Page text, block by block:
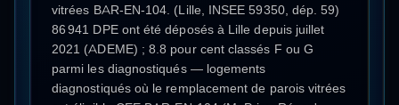
vitrées BAR-EN-104. (Lille, INSEE 59350, dép. 59)
86 941 DPE ont été déposés à Lille depuis juillet
2021 (ADEME) ; 8.8 pour cent classés F ou G
parmi les diagnostiqués — logements
diagnostiqués où le remplacement de parois vitrées